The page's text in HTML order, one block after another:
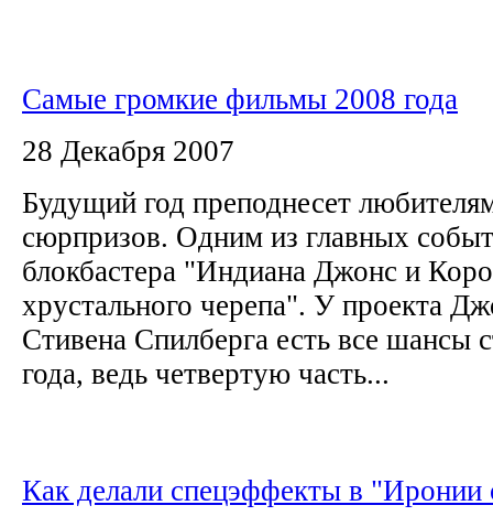
Самые громкие фильмы 2008 года
28 Декабря 2007
Будущий год преподнесет
сюрпризов. Одним из главных
блокбастера "Индиана Джонс и
хрустального черепа". У проекта
Стивена Спилберга есть все шансы
года, ведь четвертую часть...
Как делали спецэффекты в "Иронии